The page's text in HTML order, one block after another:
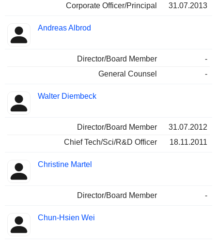
Corporate Officer/Principal 31.07.2013
Andreas Albrod
Director/Board Member
-
General Counsel
-
Walter Diembeck
Director/Board Member
31.07.2012
Chief Tech/Sci/R&D Officer
18.11.2011
Christine Martel
Director/Board Member -
Chun-Hsien Wei